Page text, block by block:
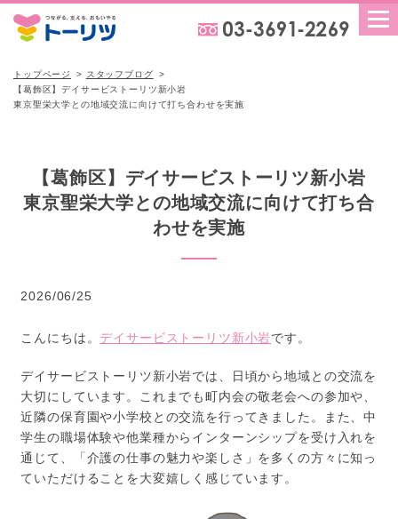
トップページ
スタッフブログ
【葛飾区】デイサービストーリツ新小岩
東京聖栄大学との地域交流に向けて打ち合わせを実施
【葛飾区】デイサービストーリツ新小岩
東京聖栄大学との地域交流に向けて打ち合
わせを実施
2026/06/25
こんにちは。 デイサービストーリツ新小岩です。
デイサービストーリツ新小岩では、日頃から地域との交流を
大切にしています。これまでも町内会の敬老会への参加や、
近隣の保育園や小学校との交流を行ってきました。また、中
学生の職場体験や他業種からインターンシップを受け入れを
通じて、「介護の仕事の魅力や楽しさ」を多くの方々に知っ
ていただけることを大変嬉しく感じています。